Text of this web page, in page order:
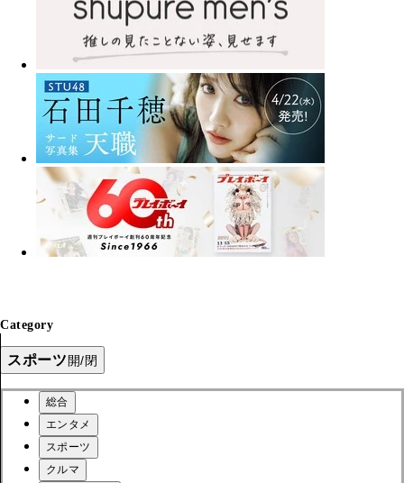
Category
スポーツ開/閉
総合
エンタメ
スポーツ
クルマ